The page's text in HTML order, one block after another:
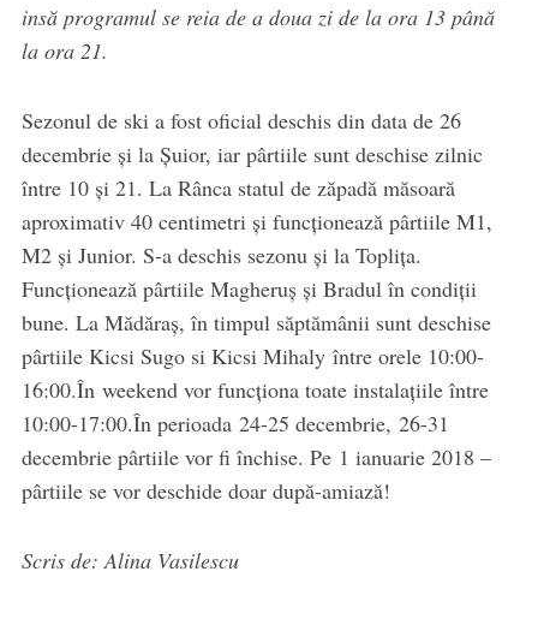
insă programul se reia de a doua zi de la ora 13 până
la ora 21.
Sezonul de ski a fost oficial deschis din data de 26
decembrie și la Șuior, iar pârtiile sunt deschise zilnic
între 10 și 21. La Rânca statul de zăpadă măsoară
aproximativ 40 centimetri și funcționează pârtiile M1,
M2 și Junior. S-a deschis sezonu și la Toplița.
Funcționează pârtiile Magheruș și Bradul în condiții
bune. La Mădăraș, în timpul săptămânii sunt deschise
pârtiile Kicsi Sugo si Kicsi Mihaly între orele 10:00-
16:00.În weekend vor funcționa toate instalațiile între
10:00-17:00.În perioada 24-25 decembrie, 26-31
decembrie pârtiile vor fi închise. Pe 1 ianuarie 2018 –
pârtiile se vor deschide doar după-amiază!
Scris de: Alina Vasilescu